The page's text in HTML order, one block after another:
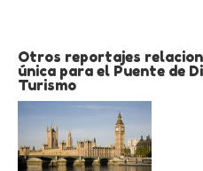
Otros reportajes
única para el Puente de
Turismo